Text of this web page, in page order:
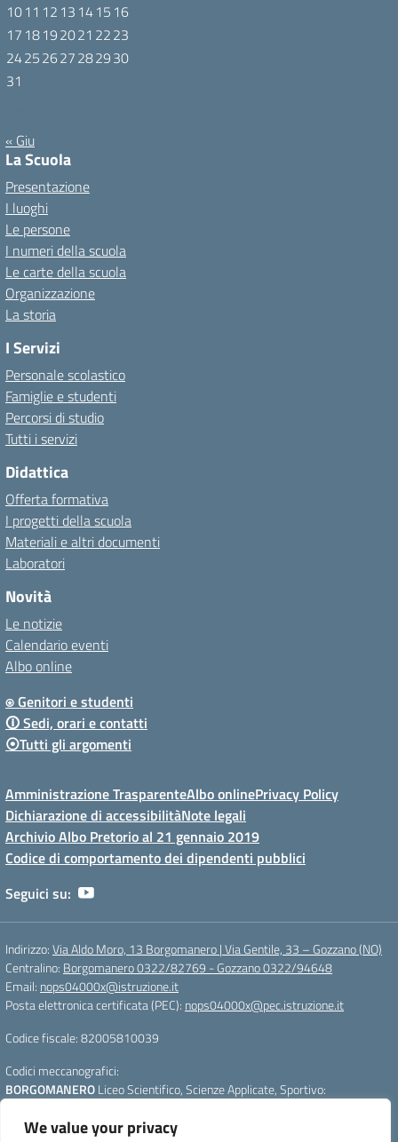
We value your privacy
1011 12 13 1415 16
17 18192021 2223
24252627282930
31
« Giu
La Scuola
Presentazione
I luoghi
Le persone
I numeri della scuola
Le carte della scuola
Organizzazione
La storia
I Servizi
Personale scolastico
Famiglie e studenti
Percorsi di studio
Tutti i servizi
Didattica
Offerta formativa
I progetti della scuola
Materiali e altri documenti
Laboratori
Novità
Le notizie
Calendario eventi
Albo online
⍟ Genitori e studenti
🛈 Sedi, orari e contatti
⦿Tutti gli argomenti
Amministrazione TrasparenteAlbo onlinePrivacy Policy
Dichiarazione di accessibilitàNote legali
Archivio Albo Pretorio al 21 gennaio 2019
Codice di comportamento dei dipendenti pubblici
Seguici su:
Indirizzo:Via Aldo Moro, 13 Borgomanero | Via Gentile, 33 – Gozzano (NO)
Centralino: Borgomanero 0322/82769 - Gozzano 0322/94648
Email: nops04000x@istruzione.it
Posta elettronica certificata (PEC): nops04000x@pec.istruzione.it
Codice fiscale: 82005810039
Codici meccanografici:
BORGOMANEROLiceo Scientifico, Scienze Applicate, Sportivo:
GOZZANOLiceo Linguistico e Scienze Umane :